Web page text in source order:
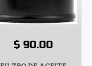
$ 90.00